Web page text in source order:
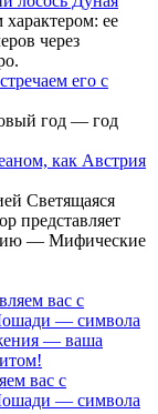
ее
через
его с
год — год
как Австрия
Светящаяся
представляет
— Мифические
вас с
— символа